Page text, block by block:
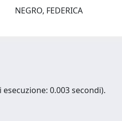
NEGRO, FEDERICA
0.003 secondi).